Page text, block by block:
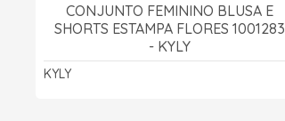
CONJUNTO FEMININO BLUSA E
SHORTS ESTAMPA FLORES 1001283
- KYLY
KYLY